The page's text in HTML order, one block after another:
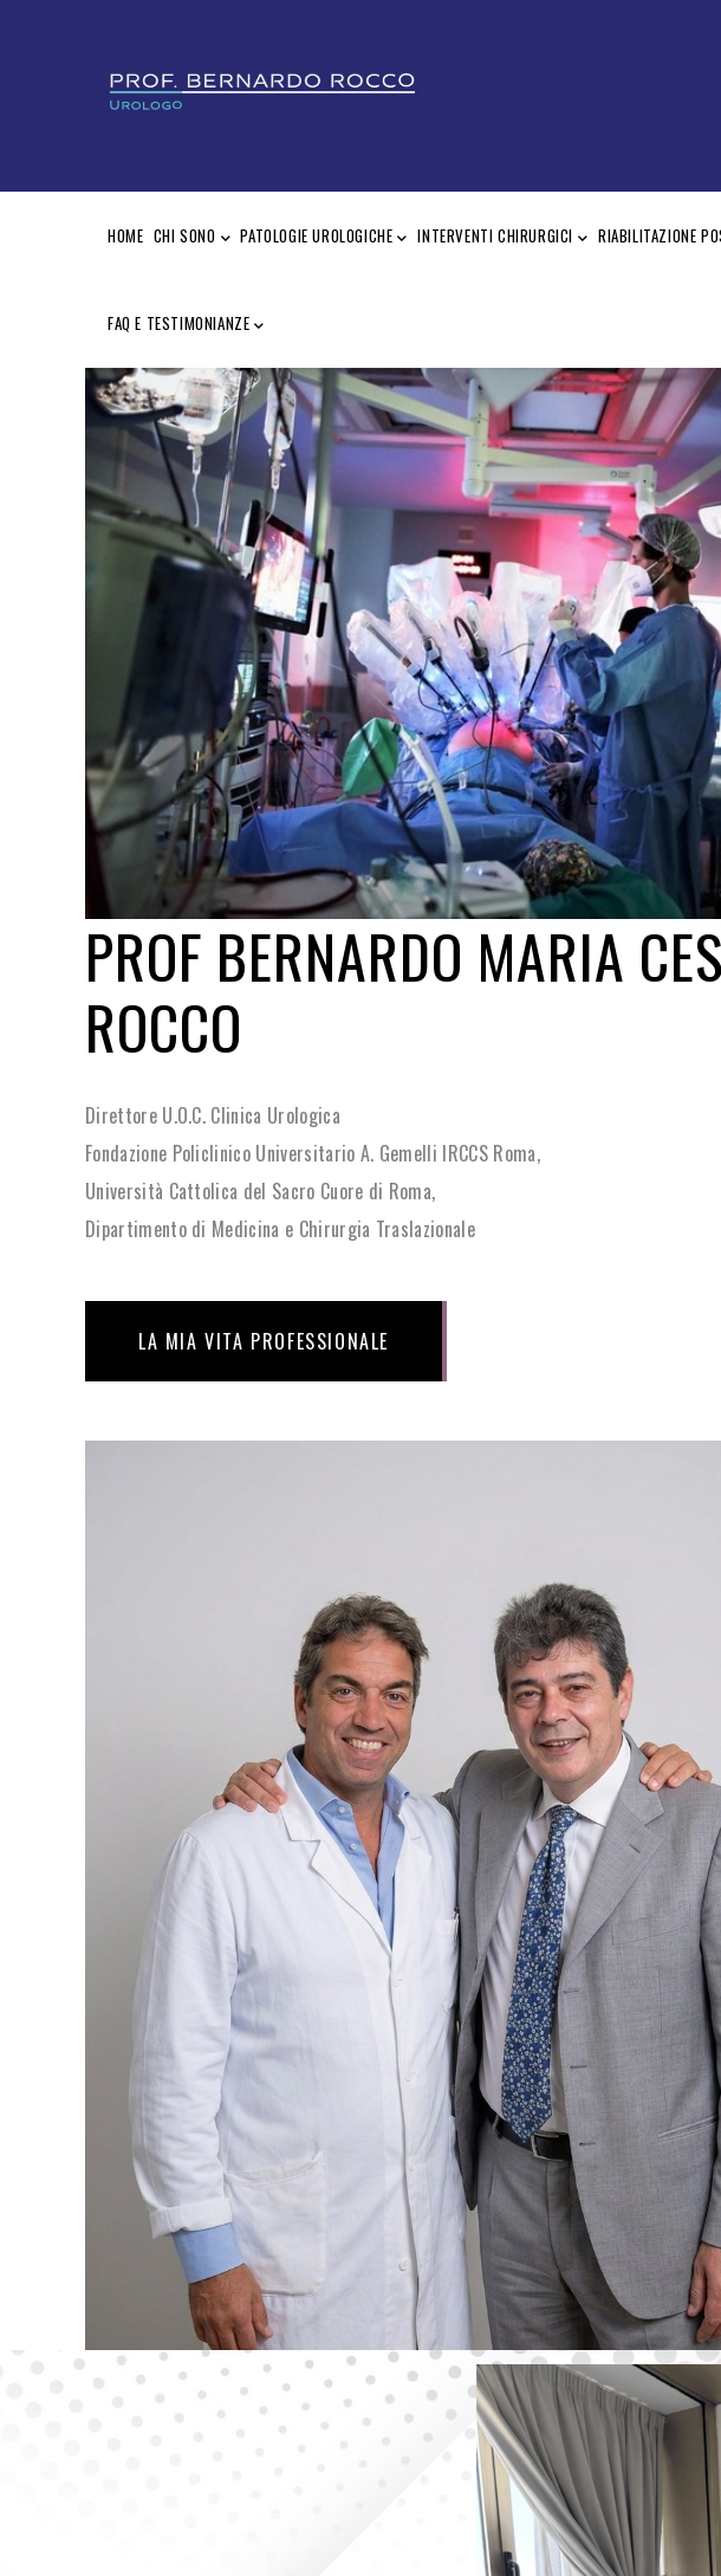
NAVIGATION
HOME CHI SONO PATOLOGIE UROLOGICHE INTERVENTI CHIRURGICI RIABILITAZIONE
FAQ E TESTIMONIANZE
PROF BERNARDO MARIA
ROCCO
Direttore U.O.C. Clinica Urologica
Fondazione Policlinico Universitario A. Gemelli IRCCS Roma,
Università Cattolica del Sacro Cuore di Roma,
Dipartimento di Medicina e Chirurgia Traslazionale
LA MIA VITA PROFESSIONALE
CON I BAFFI PER LA